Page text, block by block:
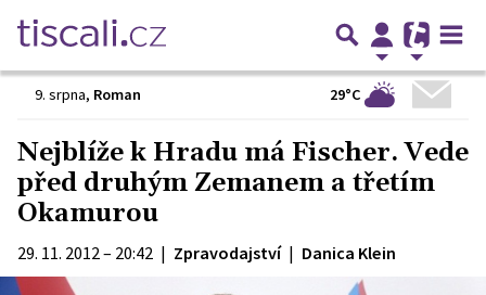
9. srpna, Roman 29°C
Nejblíže k Hradu má Fischer. Vede
před druhým Zemanem a třetím
Okamurou
29. 11. 2012 – 20:42 | Zpravodajství | Danica Klein